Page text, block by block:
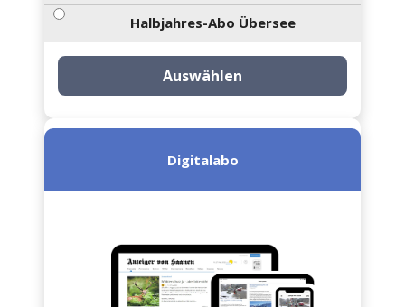
Halbjahres-Abo Übersee
Auswählen
Digitalabo